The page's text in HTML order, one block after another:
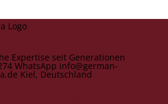
Expertise seit Generationen
WhatsApp info@german-
Kiel, Deutschland